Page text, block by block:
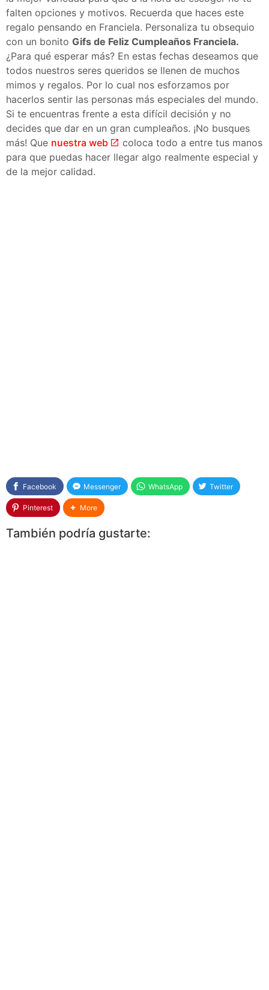
falten opciones y motivos. Recuerda que haces este
regalo pensando en Franciela. Personaliza tu obsequio
con un bonito Gifs de Feliz Cumpleaños Franciela.
¿Para qué esperar más? En estas fechas deseamos que
todos nuestros seres queridos se llenen de muchos
mimos y regalos. Por lo cual nos esforzamos por
hacerlos sentir las personas más especiales del mundo.
Si te encuentras frente a esta difícil decisión y no
decides que dar en un gran cumpleaños. ¡No busques
más! Que nuestra web
coloca todo a entre tus manos
para que puedas hacer llegar algo realmente especial y
de la mejor calidad.
Facebook Messenger WhatsApp Twitter
Pinterest More
También podría gustarte: